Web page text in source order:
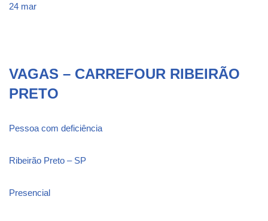
24 mar
VAGAS – CARREFOUR RIBEIRÃO
PRETO
Pessoa com deficiência
Ribeirão Preto – SP
Presencial